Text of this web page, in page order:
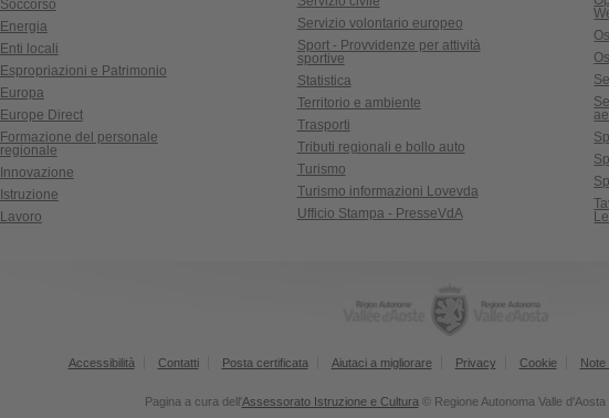
Soccorso
Energia
Enti locali
Espropriazioni e Patrimonio
Europa
Europe Direct
Formazione del personale
regionale
Innovazione
Istruzione
Lavoro
Servizio volontario europeo
Sport - Provvidenze per attività
sportive
Statistica
Territorio e ambiente
Trasporti
Tributi regionali e bollo auto
Turismo
Turismo informazioni Lovevda
Ufficio Stampa - PresseVdA
Accessibilità Contatti Posta certificata Aiutaci a migliorare Privacy Cookie Note
Pagina a cura dell'Assessorato Istruzione e Cultura © Regione Autonoma Valle